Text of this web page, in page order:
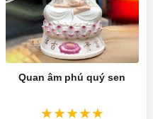
Quan âm phú quý sen